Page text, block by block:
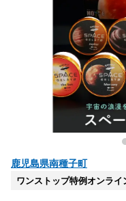
鹿児島県南種子町
ワンストップ特例オンライ